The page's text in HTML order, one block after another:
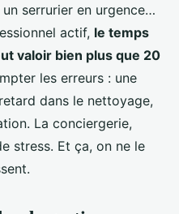
serrurier en urgence…
actif, le temps
valoir bien plus que 20
les erreurs : une
dans le nettoyage,
La conciergerie,
stress. Et ça, on ne le